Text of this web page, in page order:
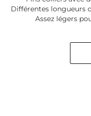
Différentes longueurs
Assez légers